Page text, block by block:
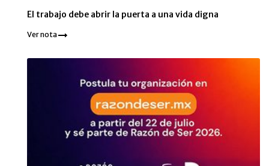
El trabajo debe abrir la puerta a una vida digna
Ver nota